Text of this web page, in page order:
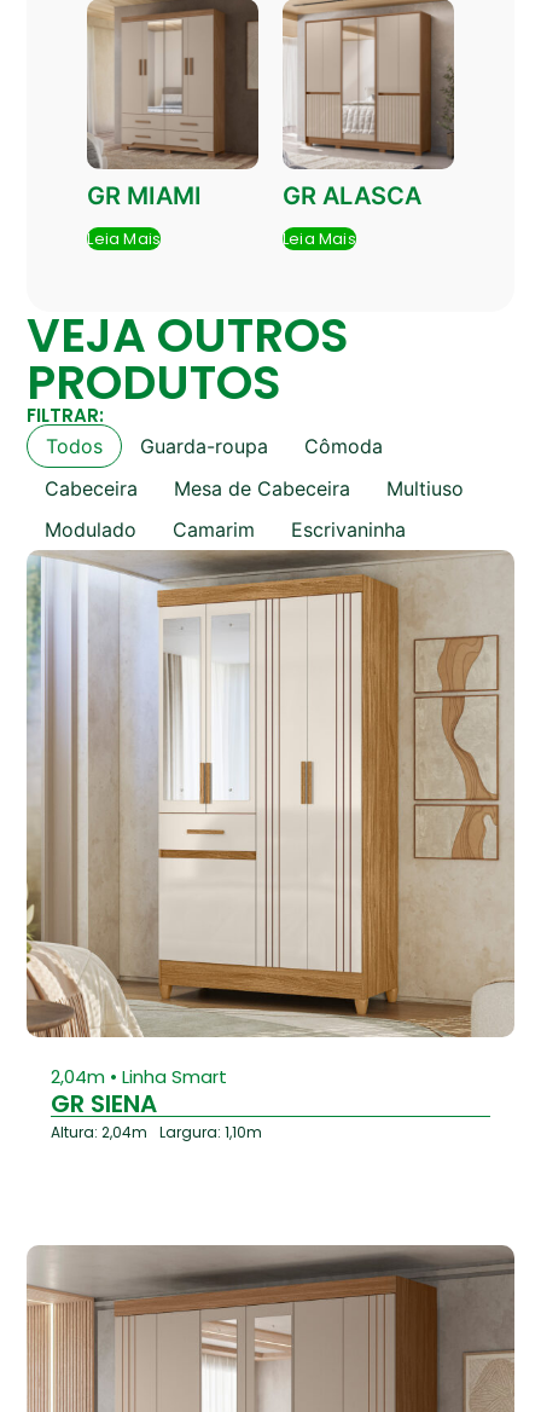
GR MIAMI
Leia Mais
GR ALASCA
Leia Mais
VEJA OUTROS
PRODUTOS
FILTRAR:
Guarda-roupa
Cômoda
Cabeceira
Mesa de Cabeceira
Multiuso
Modulado
Camarim Escrivaninha
Todos
⁠2,04m • Linha Smart
GR SIENA
Altura: 2,04m Largura: 1,10m